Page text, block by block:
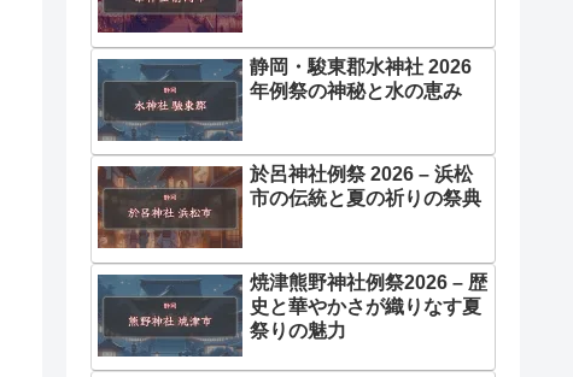
静岡・駿東郡水神社 2026
年例祭の神秘と水の恵み
於呂神社例祭 2026 – 浜松
市の伝統と夏の祈りの祭典
焼津熊野神社例祭2026 – 歴
史と華やかさが織りなす夏
祭りの魅力